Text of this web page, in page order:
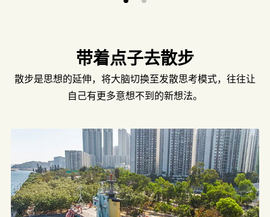
带着点子去散步
散步是思想的延伸，将大脑切换至发散思考模式，往往让
自己有更多意想不到的新想法。